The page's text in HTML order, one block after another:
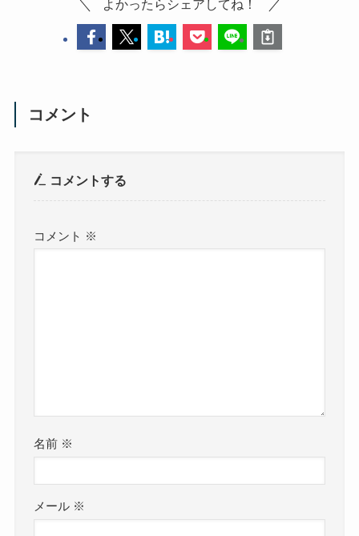
よかったらシェアしてね！
コメント
コメントする
コメント ※
名前 ※
メール ※